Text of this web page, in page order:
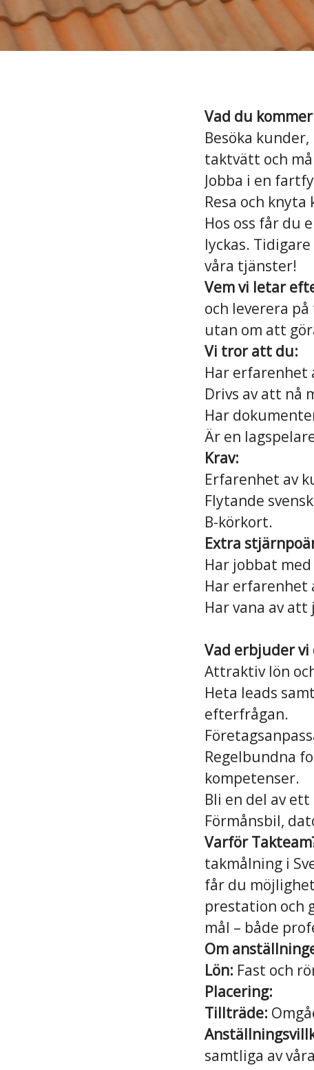
Vad du
Besöka
taktvätt och
Jobba i en
Resa och
Hos oss får du
lyckas.
våra tjänster!
Vem vi letar
och leverera
utan om att
Vi tror att du:
Har erfarenhet
Drivs av att nå
Har
Är en
Krav:
Erfarenhet av
Flytande
B-körkort.
Extra
Har jobbat
Har erfarenhet
Har vana av
Vad erbjuder vi
Attraktiv lön
Heta leads
efterfrågan.
Regelbundna
kompetenser.
Bli en del av
Förmånsbil,
Varför
takmålning i
får du
prestation och
mål – både
Om
Lön: Fast och
Placering:
Tillträde:
samtliga av